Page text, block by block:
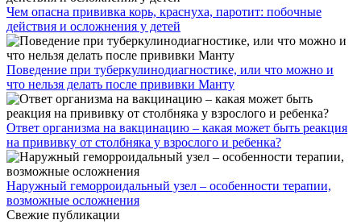
Чем опасна прививка корь, краснуха, паротит: побочные
действия и осложнения у детей
Поведение при туберкулинодиагностике, или что можно и
что нельзя делать после прививки Манту
Ответ организма на вакцинацию – какая может быть реакция
на прививку от столбняка у взрослого и ребенка?
Наружный геморроидальный узел – особенности терапии,
возможные осложнения
Свежие публикации